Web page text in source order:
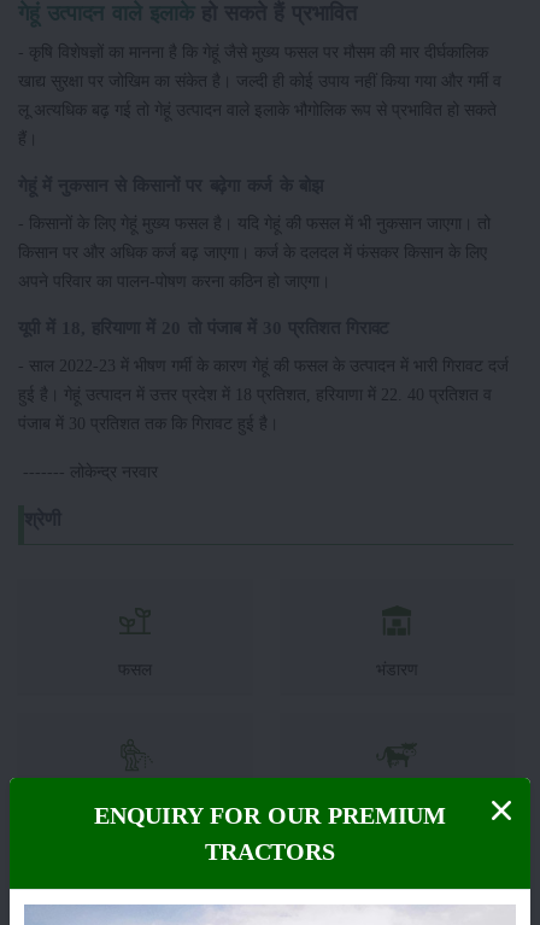
गेहूं उत्पादन वाले इलाकेहो सकते हैं प्रभावित
- कृषि विशेषज्ञों का मानना है कि गेहूं जैसे मुख्य फसल पर मौसम की मार दीर्घकालिक
खाद्य सुरक्षा पर जोखिम का संकेत है। जल्दी ही कोई उपाय नहीं किया गया और गर्मी व
लू अत्यधिक बढ़ गई तो गेहूं उत्पादन वाले इलाके भौगोलिक रूप से प्रभावित हो सकते
हैं।
- किसानों के लिए गेहूं मुख्य फसल है। यदि गेहूं की फसल में भी नुकसान जाएगा। तो
किसान पर और अधिक कर्ज बढ़ जाएगा। कर्ज के दलदल में फंसकर किसान के लिए
अपने परिवार का पालन-पोषण करना कठिन हो जाएगा।
- साल 2022-23 में भीषण गर्मी के कारण गेहूं की फसल के उत्पादन में भारी गिरावट दर्ज
हुई है। गेहूं उत्पादन में उत्तर प्रदेश में 18 प्रतिशत, हरियाणा में 22. 40 प्रतिशत व
पंजाब में 30 प्रतिशत तक कि गिरावट हुई है।
------- लोकेन्द्र नरवार
फसल भंडारण
ENQUIRY FOR OUR PREMIUM
TRACTORS